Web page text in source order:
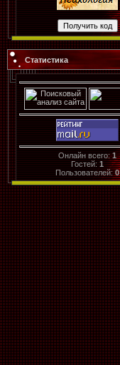
Статистика
Онлайн всего:1
Гостей:1
Пользователей:0